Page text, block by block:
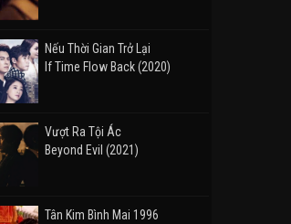
Nếu Thời Gian Trở Lại
If Time Flow Back (2020)
Vượt Ra Tội Ác
Beyond Evil (2021)
Tân Kim Bình Mai 1996